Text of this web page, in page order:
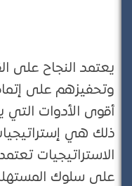
يعتمد النجاح على
وتحفيزهم على
أقوى الأدوات التي
ذلك هي
الاستراتيجيات
على سلوك